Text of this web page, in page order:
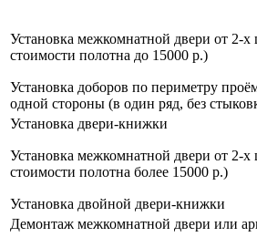
Установка межкомнатной двери от 2-х
стоимости полотна до 15000 р.)
Установка доборов по периметру
одной стороны (в один ряд, без
Установка двери-книжки
Установка межкомнатной двери от 2-х
стоимости полотна более 15000 р.)
Установка двойной двери-книжки
Демонтаж межкомнатной двери или